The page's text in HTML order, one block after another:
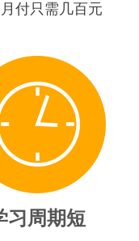
付只需几百元
习周期短